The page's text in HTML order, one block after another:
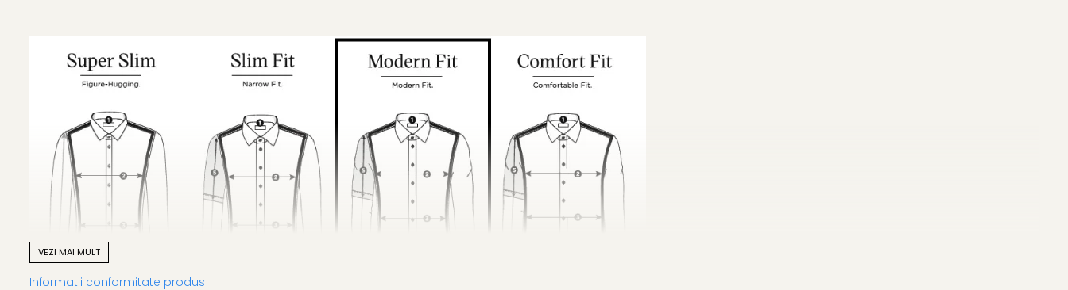
VEZI MAI MULT
Informatii conformitate produs